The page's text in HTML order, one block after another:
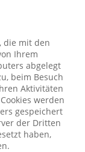
die mit den
Ihrem
abgelegt
beim Besuch
Aktivitäten
werden
gespeichert
der Dritten
haben,